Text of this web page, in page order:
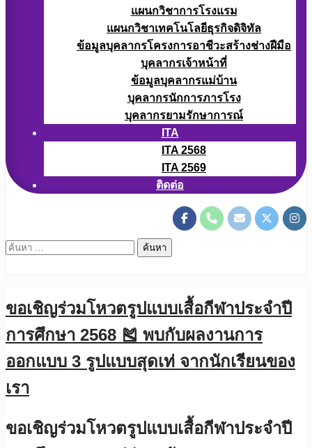
แผนกวิชาการโรงแรม
แผนกวิชาเทคโนโลยีธุรกิจดิจิทัล
ข้อมูลบุคลากรโครงการอาชีวะสร้างช่างฝีมือ
บุคลากรเจ้าหน้าที่
ข้อมูลบุคลากรแม่บ้าน
บุคลากรนักการภารโรง
บุคลากรยามรักษาการณ์
ITA
ITA 2568
ITA 2569
ติดต่อ
ค้นหา
ขอเชิญร่วมโหวตรูปแบบเสื้อกีฬาประจำปี
การศึกษา 2568 🎽 พบกับผลงานการ
ออกแบบ 3 รูปแบบสุดเท่ จากนักเรียนของ
เรา
ขอเชิญร่วมโหวตรูปแบบเสื้อกีฬาประจำปี